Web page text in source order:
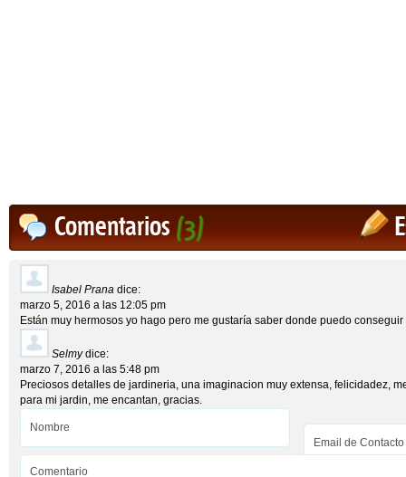
Comentarios(3)
Isabel Prana dice:
marzo 5, 2016 a las 12:05 pm
Están muy hermosos yo hago pero me gustaría saber donde puedo
Selmy dice:
marzo 7, 2016 a las 5:48 pm
Preciosos detalles de jardineria, una imaginacion muy extensa, felicidadez,
para mi jardin, me encantan, gracias.